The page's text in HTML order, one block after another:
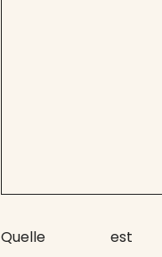
Quelle